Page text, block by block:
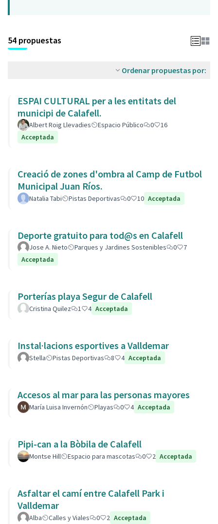
54 propuestas
Ordenar propuestas por:
ESPAI CULTURAL per a les entitats del
municipi de Calafell.
Albert Roig Llevadies Espacio Público 0
16
Acceptada
Creació de zones d'ombra al Camp de Futbol
Municipal Juan Ríos.
Natalia Tabi Pistas Deportivas 0 10 Acceptada
Deporte gratuito para tod@s en Calafell
Jose A. Nieto Parques y Jardines Sostenibles 0
7
Acceptada
Porterías playa Segur de Calafell
Cristina Quilez 1 4 Acceptada
Instal·lacions esportives a Valldemar
Stella Pistas Deportivas 8 4 Acceptada
Accesos al mar para las personas mayores
María Luisa Invernón Playas 0 4 Acceptada
Pipi-can a la Bòbila de Calafell
Montse Hill Espacio para mascotas 0 2 Acceptada
Asfaltar el camí entre Calafell Park i
Valldemar
Alba Calles y Viales 0 2 Acceptada